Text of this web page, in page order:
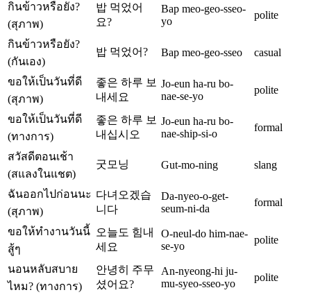
กินข้าวหรือยัง?
(สุภาพ)
밥 먹었어
요?
Bap meo-geo-sseo-
yo
polite
กินข้าวหรือยัง?
(กันเอง)
밥 먹었어? Bap meo-geo-sseo casual
ขอให้เป็นวันที่ดี
(สุภาพ)
좋은 하루 보
내세요
Jo-eun ha-ru bo-
nae-se-yo
polite
ขอให้เป็นวันที่ดี
(ทางการ)
좋은 하루 보
내십시오
Jo-eun ha-ru bo-
nae-ship-si-o
formal
สวัสดีตอนเช้า
(สแลงในแชต)
굿모닝 Gut-mo-ning slang
ฉันออกไปก่อนนะ
(สุภาพ)
다녀오겠습
니다
Da-nyeo-o-get-
seum-ni-da
formal
ขอให้ทำงานวันนี้
สู้ๆ
오늘도 힘내
세요
O-neul-do him-nae-
se-yo
polite
นอนหลับสบาย
ไหม? (ทางการ)
안녕히 주무
셨어요?
An-nyeong-hi ju-
mu-syeo-sseo-yo
polite